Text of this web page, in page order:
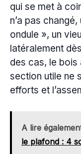
qui se met à
n’a pas
ondule », un
latéralement
des cas, le bois
section utile ne
efforts et
A lire
le plafond : 4